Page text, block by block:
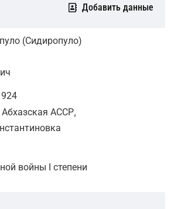
Добавить данные
(Сидиропуло)
Абхазская АССР,
войны I степени